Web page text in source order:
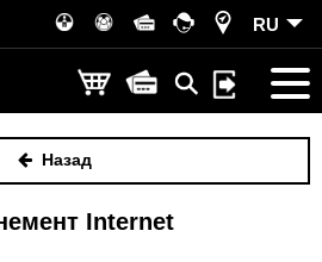
RU
Назад
Internet